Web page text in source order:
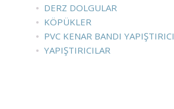
DERZ DOLGULAR
KÖPÜKLER
PVC KENAR BANDI YAPIŞTIRICI
YAPIŞTIRICILAR